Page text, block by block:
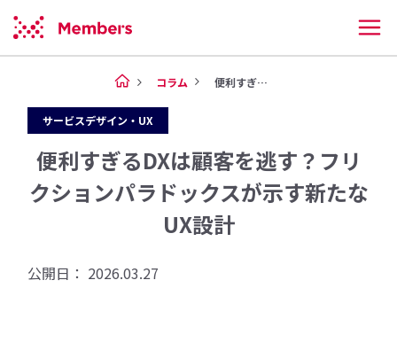
コラム 便利すぎるDXは顧客を逃す？フ...
サービスデザイン・UX
便利すぎるDXは顧客を逃す？フリ
クションパラドックスが示す新たな
UX設計
公開日： 2026.03.27